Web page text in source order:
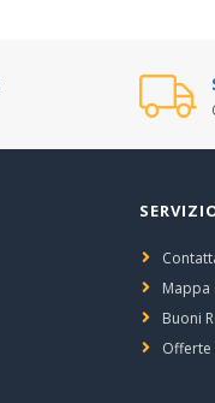
Mappa
Buoni
Offerte